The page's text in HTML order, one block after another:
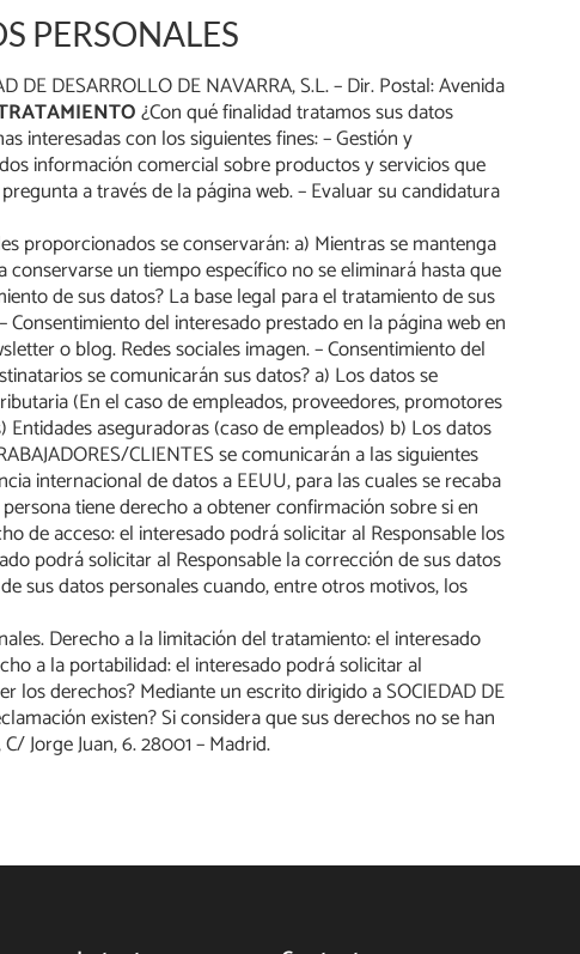
PERSONALES
DESARROLLO DE NAVARRA, S.L. – Dir. Postal: Avenida
¿Con qué finalidad tratamos sus datos
interesadas con los siguientes fines: – Gestión y
información comercial sobre productos y servicios que
a través de la página web. – Evaluar su candidatura
proporcionados se conservarán: a) Mientras se mantenga
un tiempo específico no se eliminará hasta que
de sus datos? La base legal para el tratamiento de sus
del interesado prestado en la página web en
o blog. Redes sociales imagen. – Consentimiento del
se comunicarán sus datos? a) Los datos se
(En el caso de empleados, proveedores, promotores
aseguradoras (caso de empleados) b) Los datos
CLIENTES se comunicarán a las siguientes
internacional de datos a EEUU, para las cuales se recaba
tiene derecho a obtener confirmación sobre si en
de acceso: el interesado podrá solicitar al Responsable los
podrá solicitar al Responsable la corrección de sus datos
sus datos personales cuando, entre otros motivos, los
Derecho a la limitación del tratamiento: el interesado
a la portabilidad: el interesado podrá solicitar al
derechos? Mediante un escrito dirigido a SOCIEDAD DE
existen? Si considera que sus derechos no se han
Jorge Juan, 6. 28001 – Madrid.